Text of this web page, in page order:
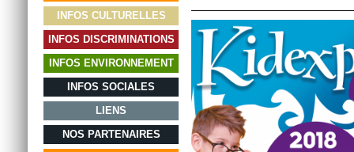
INFOS CULTURELLES
INFOS DISCRIMINATIONS
INFOS ENVIRONNEMENT
INFOS SOCIALES
LIENS
NOS PARTENAIRES